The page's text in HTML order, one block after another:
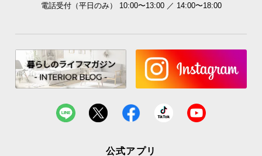
鞄に収納できるコンパクトサイズ
電話受付（平日のみ） 10:00〜13:00 ／ 14:00〜18:00
公式アプリ